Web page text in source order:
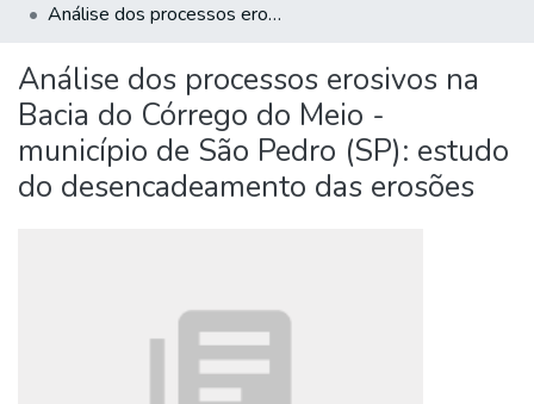
All of DSpace
Statistics
Análise dos processos erosivos na Bacia do Córrego do Meio - município de São Pedro (SP): estudo do desencadeamento das erosões
Análise dos processos erosivos na
Bacia do Córrego do Meio -
município de São Pedro (SP): estudo
do desencadeamento das erosões